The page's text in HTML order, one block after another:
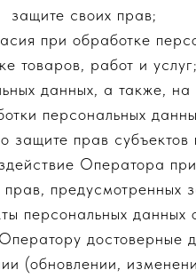
защите своих прав;
при обработке
товаров, работ и услуг;
данных, а также,
персональных
защите прав
Оператора
предусмотренных
персональных данных
достоверные
(обновлении,